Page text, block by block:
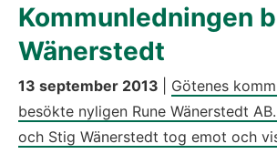
Kommunledningen
Wänerstedt
13 september 2013
Götenes
besökte nyligen Rune Wänerstedt
och Stig Wänerstedt tog emot och